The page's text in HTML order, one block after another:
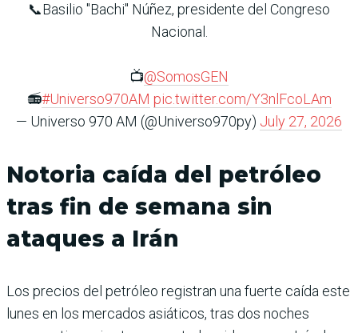
📞Basilio "Bachi" Núñez, presidente del Congreso
Nacional.
📺@SomosGEN
📻#Universo970AM pic.twitter.com/Y3nlFcoLAm
— Universo 970 AM (@Universo970py) July 27, 2026
Notoria caída del petróleo
tras fin de semana sin
ataques a Irán
Los precios del petróleo registran una fuerte caída este
lunes en los mercados asiáticos, tras dos noches